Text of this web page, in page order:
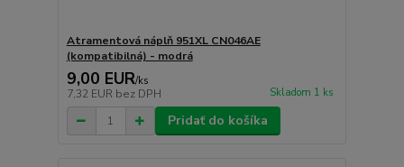
Atramentová náplň 951XL CN046AE
(kompatibilná) - modrá
9,00 EUR/ks
7,32 EUR bez DPH Skladom 1 ks
Pridať do košíka